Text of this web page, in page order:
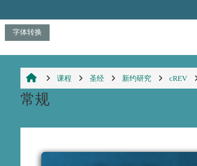
字体转换
课程 圣经 新约研究 cREV
常规